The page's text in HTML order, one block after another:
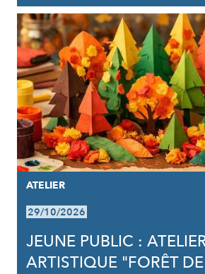
ATELIER
29/10/2026
JEUNE PUBLIC :
ARTISTIQUE "FORÊT